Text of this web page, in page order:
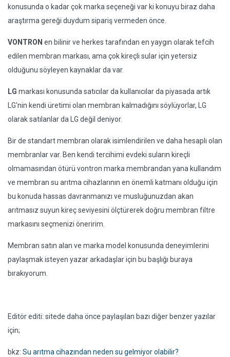
konusunda o kadar çok marka seçeneği var ki konuyu biraz daha
araştırma gereği duydum sipariş vermeden önce.
VONTRON en bilinir ve herkes tarafından en yaygın olarak tefcih
edilen membran markası, ama çok kireçli sular için yetersiz
olduğunu söyleyen kaynaklar da var.
LG markası konusunda satıcılar da kullanıcılar da piyasada artık
LG'nin kendi üretimi olan membran kalmadığını söylüyorlar, LG
olarak satılanlar da LG değil deniyor.
Bir de standart membran olarak isimlendirilen ve daha hesaplı olan
membranlar var. Ben kendi tercihimi evdeki suların kireçli
olmamasından ötürü vontron marka membrandan yana kullandım
ve membran su arıtma cihazlarının en önemli katmanı olduğu için
bu konuda hassas davranmanızı ve musluğunuzdan akan
arıtmasız suyun kireç seviyesini ölçtürerek doğru membran filtre
markasını seçmenizi öneririm.
Membran satın alan ve marka model konusunda deneyimlerini
paylaşmak isteyen yazar arkadaşlar için bu başlığı buraya
bırakıyorum.
Editör editi: sitede daha önce paylaşılan bazı diğer benzer yazılar
için;
bkz: Su arıtma cihazından neden su gelmiyor olabilir?